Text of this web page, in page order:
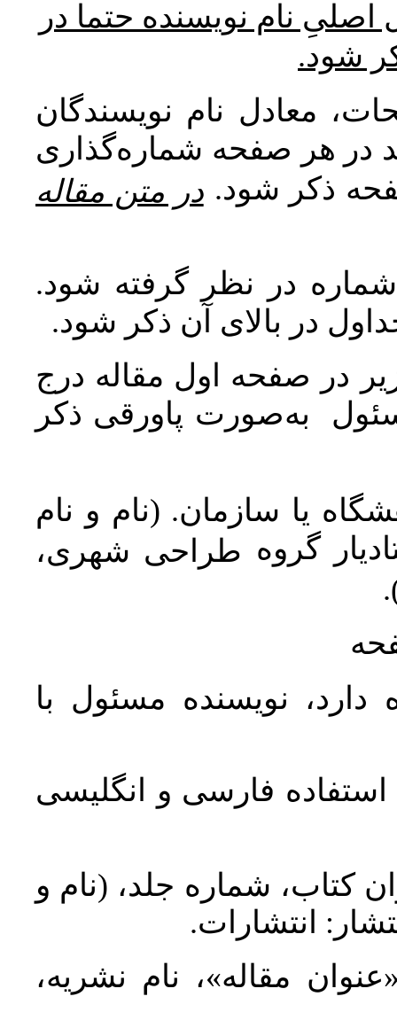
نام نویسنده حتما در
شود.
معادل نام نویسندگان
در هر صفحه شماره‌گذاری
ذکر شود. در متن مقاله
در نظر گرفته شود.
در بالای آن ذکر شود.
در صفحه اول مقاله درج
به‌صورت پاورقی ذکر
یا سازمان. (نام و نام
گروه طراحی شهری،
نویسنده مسئول با
استفاده فارسی و انگلیسی
کتاب، شماره جلد، (نام و
انتشارات.
مقاله»، نام نشریه،